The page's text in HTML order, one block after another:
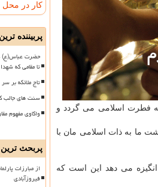
فطرت اسلامی می گردد و
ما به ذات اسلامی مان با
می دهد این است كه
کار در محل
پربیننده
حضرت عباس(ع)
تا مقامی که
تاج ملائکه بر
سنت های جالب
واکاوی مفهوم
پربحث ترین
از مبارزات
فیروزآبادی